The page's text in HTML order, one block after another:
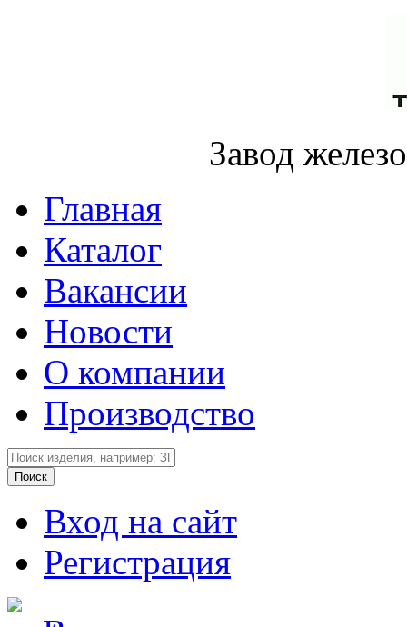
Завод
Главная
Каталог
Вакансии
Новости
О компании
Производство
Вход на сайт
Регистрация